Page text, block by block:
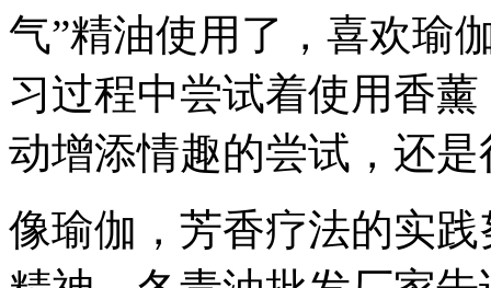
气”精油使用了，喜欢瑜
习过程中尝试着使用香
动增添情趣的尝试，还
像瑜伽，芳香疗法的实